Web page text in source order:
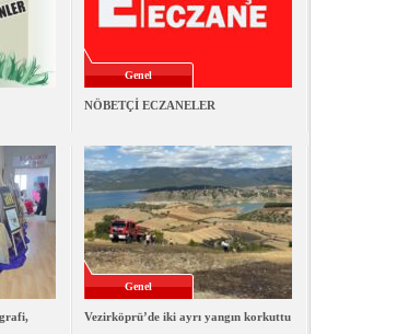
Genel
NÖBETÇİ ECZANELER
Genel
Vezirköprü’de iki ayrı yangın korkuttu